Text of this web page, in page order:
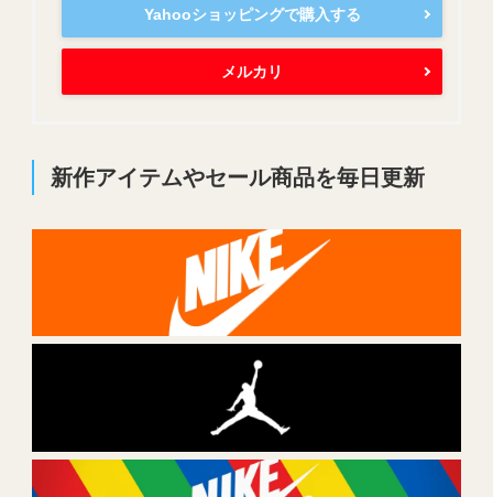
Yahooショッピングで購入する
メルカリ
新作アイテムやセール商品を毎日更新